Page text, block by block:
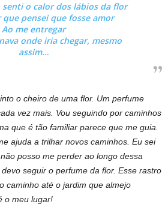
senti o calor dos lábios da flor
que pensei que fosse amor
Ao me entregar
onde iria chegar, mesmo
assim…
o cheiro de uma flor. Um perfume
vez mais. Vou seguindo por caminhos
que é tão familiar parece que me guia.
ajuda a trilhar novos caminhos. Eu sei
posso me perder ao longo dessa
seguir o perfume da flor. Esse rastro
caminho até o jardim que almejo
o meu lugar!